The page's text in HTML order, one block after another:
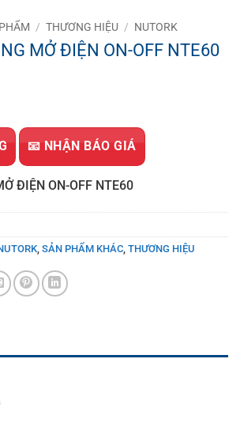
/ THƯƠNG HIỆU / NUTORK
MỞ ĐIỆN ON-OFF NTE60
📧 NHẬN BÁO GIÁ
ĐIỆN ON-OFF NTE60
SẢN PHẨM KHÁC THƯƠNG HIỆU